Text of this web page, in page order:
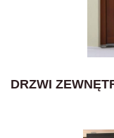
DRZWI